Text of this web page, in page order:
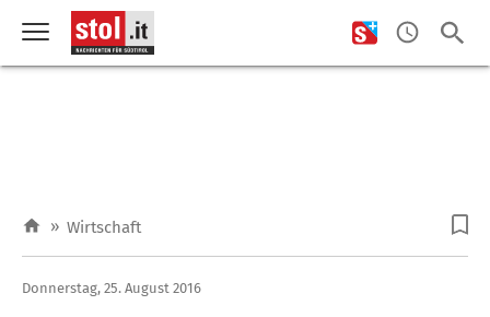
» Wirtschaft
Donnerstag, 25. August 2016